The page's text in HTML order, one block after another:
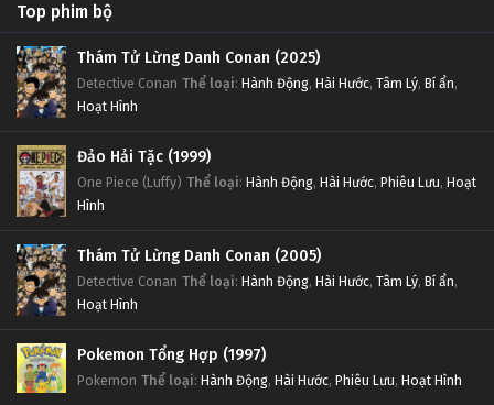
Top phim bộ
Thám Tử Lừng Danh Conan (2025)
Detective Conan Thể loại: Hành Động, Hài Hước, Tâm Lý, Bí ẩn,
Hoạt Hình
Đảo Hải Tặc (1999)
One Piece (Luffy) Thể loại: Hành Động, Hài Hước, Phiêu Lưu, Hoạt
Hình
Thám Tử Lừng Danh Conan (2005)
Detective Conan Thể loại: Hành Động, Hài Hước, Tâm Lý, Bí ẩn,
Hoạt Hình
Pokemon Tổng Hợp (1997)
Pokemon Thể loại: Hành Động, Hài Hước, Phiêu Lưu, Hoạt Hình